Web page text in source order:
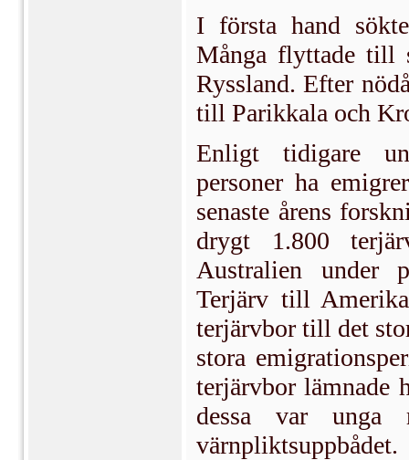
I första hand
Många flyttade till
Ryssland. Efter
till Parikkala och
Enligt tidigare
personer ha
senaste årens
drygt 1.800
Australien under
Terjärv till
terjärvbor till det
stora
terjärvbor lämnade
dessa var unga